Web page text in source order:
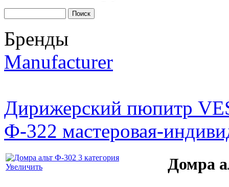
Бренды
Manufacturer
Дирижерский пюпитр
Ф-322 мастеровая-
Увеличить Домра